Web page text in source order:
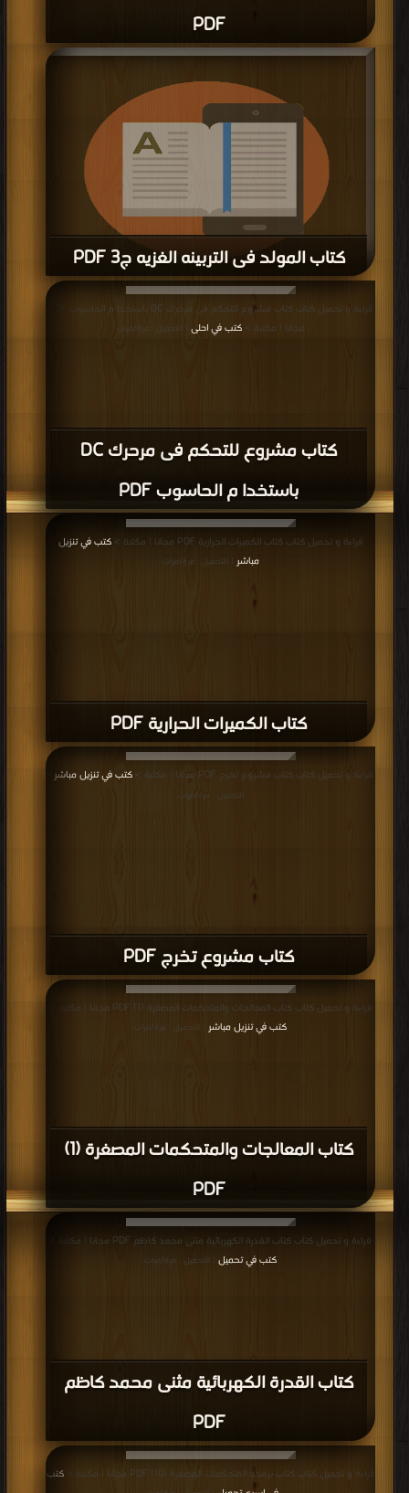
PDF
كتاب المولد فى التربينه الغزيه ج3 PDF
قراءة و تحميل كتاب كتاب المولد فى التربينه الغزيه ج3 PDF مجانا | مكتبة >
كتب في
Free Download| التحميل : مرة/مرات
كتاب مشروع للتحكم فى مرحرك DC
باستخدا م الحاسوب PDF
مجانا | مكتبة >كتب في احلى | التحميل : مرة/مرات
كتاب الكميرات الحرارية PDF
قراءة و تحميل كتاب كتاب الكميرات الحرارية PDF مجانا | مكتبة >
كتب في تنزيل
مباشر | التحميل : مرة/مرات
كتاب مشروع تخرج PDF
قراءة و تحميل كتاب كتاب مشروع تخرج PDF مجانا | مكتبة > كتب في تنزيل مباشر
التحميل : مرة/مرات
كتاب المعالجات والمتحكمات المصغرة (1)
PDF
قراءة و تحميل كتاب كتاب المعالجات والمتحكمات المصغرة (1) PDF مجانا | مكتبة >
كتب في تنزيل مباشر | التحميل : مرة/مرات
كتاب القدرة الكهربائية مثنى محمد كاظم
PDF
قراءة و تحميل كتاب كتاب القدرة الكهربائية مثنى محمد كاظم PDF مجانا | مكتبة >
كتب في تحميل
| التحميل : مرة/مرات
قراءة و تحميل كتاب كتاب برمجة المتحكمات المصغرة (10) PDF مجانا | مكتبة >
كتب